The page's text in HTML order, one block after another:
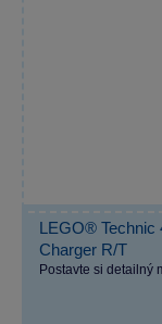
LEGO® Technic
Charger R/T
Postavte si detailný